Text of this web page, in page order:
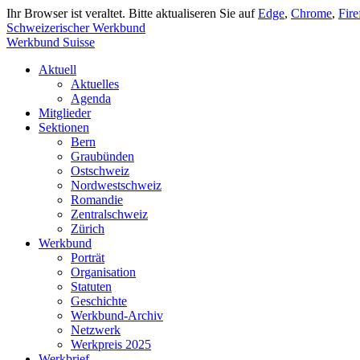
Ihr Browser ist veraltet. Bitte aktualiseren Sie aufEdge, Chrome,
Schweizerischer Werkbund
Werkbund Suisse
Aktuell
Aktuelles
Agenda
Mitglieder
Sektionen
Bern
Graubünden
Ostschweiz
Nordwestschweiz
Romandie
Zentralschweiz
Zürich
Werkbund
Porträt
Organisation
Statuten
Geschichte
Werkbund-Archiv
Netzwerk
Werkpreis 2025